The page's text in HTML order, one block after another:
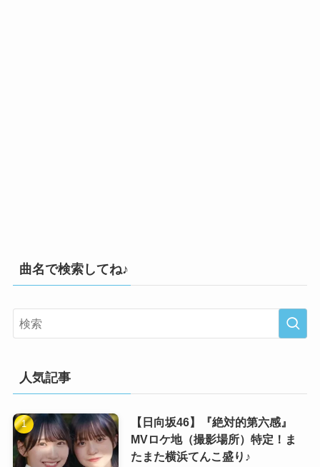
曲名で検索してね♪
人気記事
【日向坂46】『絶対的第六感』
MVロケ地（撮影場所）特定！ま
たまた横浜てんこ盛り♪